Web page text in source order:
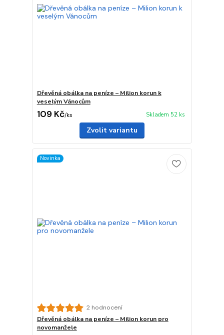
Dřevěná obálka na peníze – Milion korun k
veselým Vánocům
109 Kč/ks Skladem 52 ks
Zvolit variantu
Novinka
2 hodnocení
Dřevěná obálka na peníze – Milion korun pro
novomanžele